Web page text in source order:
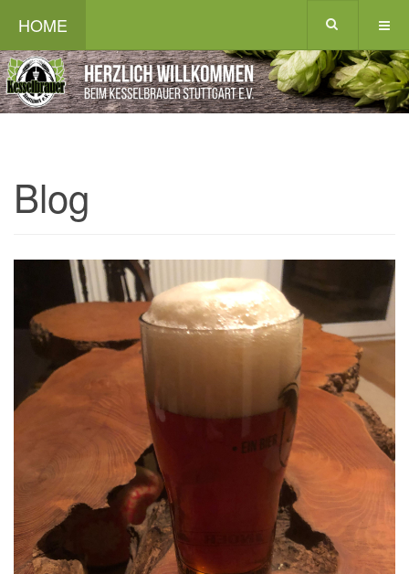
HOME
Blog